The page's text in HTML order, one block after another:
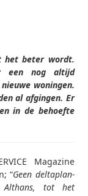
het beter wordt.
een nog altijd
woningen.
al afgingen. Er
in de behoefte
Magazine
“Geen deltaplan-
Althans, tot het